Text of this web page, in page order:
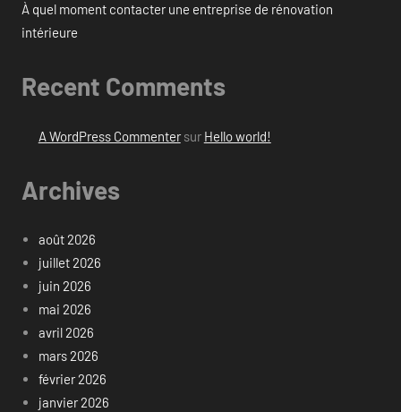
À quel moment contacter une entreprise de rénovation
intérieure
Recent Comments
A WordPress Commentersur Hello world!
Archives
août 2026
juillet 2026
juin 2026
mai 2026
avril 2026
mars 2026
février 2026
janvier 2026